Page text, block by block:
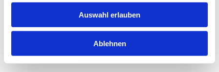
Auswahl erlauben
Ablehnen